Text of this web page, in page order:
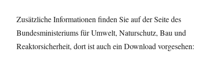
Zusätzliche Informationen finden Sie auf der Seite des
Bundesministeriums für Umwelt, Naturschutz, Bau und
Reaktorsicherheit, dort ist auch ein Download vorgesehen: